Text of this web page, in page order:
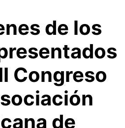
de los
Congreso
de